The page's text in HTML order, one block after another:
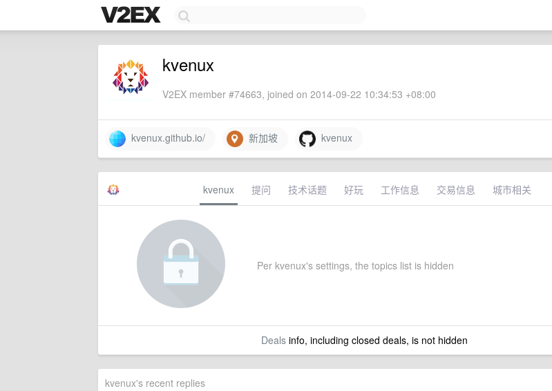
kvenux
V2EX member #74663, joined on 2014-09-22 10:34:53 +08:00
kvenux.github.io/ 新加坡 kvenux
kvenux 提问 技术话题 好玩 工作信息 交易信息 城市相关
Per kvenux's settings, the topics list is hidden
Dealsinfo, including closed deals, is not hidden
kvenux's recent replies